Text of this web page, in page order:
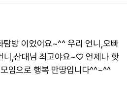
탐방 이었어요~^^ 우리 언니,오빠
니,산대님 최고야요~♡ 언제나 핫
임으로 행복 만땅입니다^^~^^